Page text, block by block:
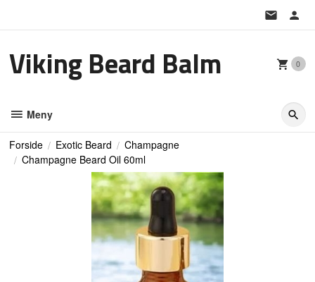
Viking Beard Balm 0
Meny
Forside Exotic Beard
Champagne
Champagne Beard Oil 60ml